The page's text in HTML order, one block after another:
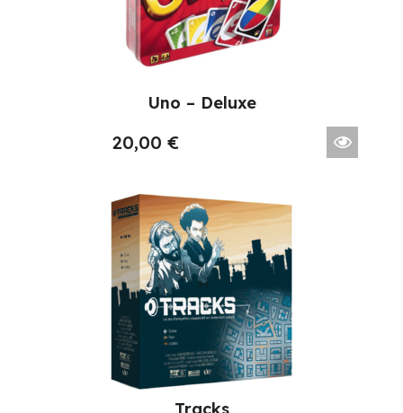
Uno – Deluxe
20,00€
Tracks